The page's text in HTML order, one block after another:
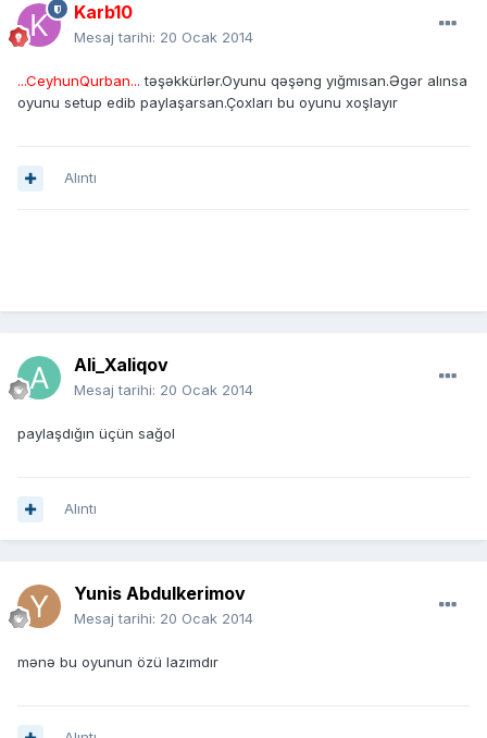
Karb10
Mesaj tarihi: 20 Ocak 2014
...CeyhunQurban... təşəkkürlər.Oyunu qəşəng yığmısan.Əgər alınsa
oyunu setup edib paylaşarsan.Çoxları bu oyunu xoşlayır
Alıntı
Ali_Xaliqov
Mesaj tarihi: 20 Ocak 2014
paylaşdığın üçün sağol
Alıntı
Yunis Abdulkerimov
Mesaj tarihi: 20 Ocak 2014
mənə bu oyunun özü lazımdır